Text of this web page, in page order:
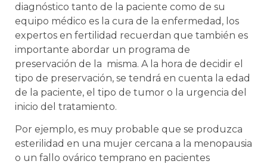
diagnóstico tanto de la paciente como de su
equipo médico es la cura de la enfermedad, los
expertos en fertilidad recuerdan que también es
importante abordar un programa de
preservación de la misma. A la hora de decidir el
tipo de preservación, se tendrá en cuenta la edad
de la paciente, el tipo de tumor o la urgencia del
inicio del tratamiento.
Por ejemplo, es muy probable que se produzca
esterilidad en una mujer cercana a la menopausia
o un fallo ovárico temprano en pacientes